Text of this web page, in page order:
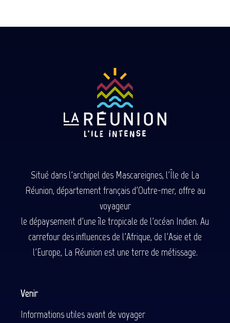
Situé dans l'archipel des Mascareignes, l'Île de La
Réunion, département français d'Outre-mer, offre au
voyageur
le dépaysement d'une île tropicale de l'océan Indien. Au
carrefour des influences de l'Afrique, de l'Asie et de
l'Europe, La Réunion est une terre de métissage.
Venir
Informations utiles avant de voyager